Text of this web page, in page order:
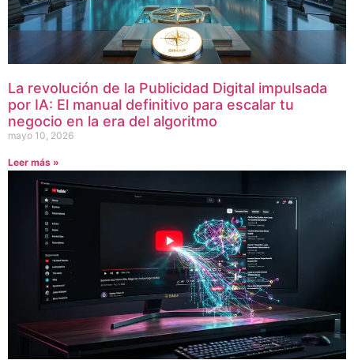
La revolución de la Publicidad Digital impulsada
por IA: El manual definitivo para escalar tu
negocio en la era del algoritmo
mayo 10, 2026
Leer más »